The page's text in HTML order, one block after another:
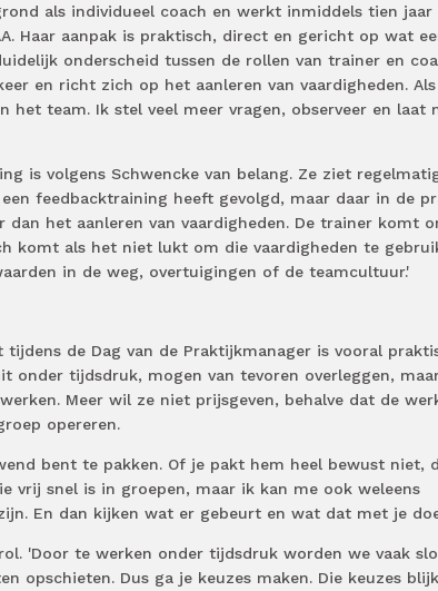
als individueel coach en werkt inmiddels tien jaar
Haar aanpak is praktisch, direct en gericht op wat
onderscheid tussen de rollen van trainer en
en richt zich op het aanleren van vaardigheden. Als
het team. Ik stel veel meer vragen, observeer en laat
is volgens Schwencke van belang. Ze ziet
feedbacktraining heeft gevolgd, maar daar in de
dan het aanleren van vaardigheden. De trainer komt
komt als het niet lukt om die vaardigheden te
in de weg, overtuigingen of de teamcultuur.'
de Dag van de Praktijkmanager is vooral
onder tijdsdruk, mogen van tevoren overleggen,
Meer wil ze niet prijsgeven, behalve dat de
opereren.
bent te pakken. Of je pakt hem heel bewust niet,
vrij snel is in groepen, maar ik kan me ook weleens
En dan kijken wat er gebeurt en wat dat met je
'Door te werken onder tijdsdruk worden we vaak
opschieten. Dus ga je keuzes maken. Die keuzes